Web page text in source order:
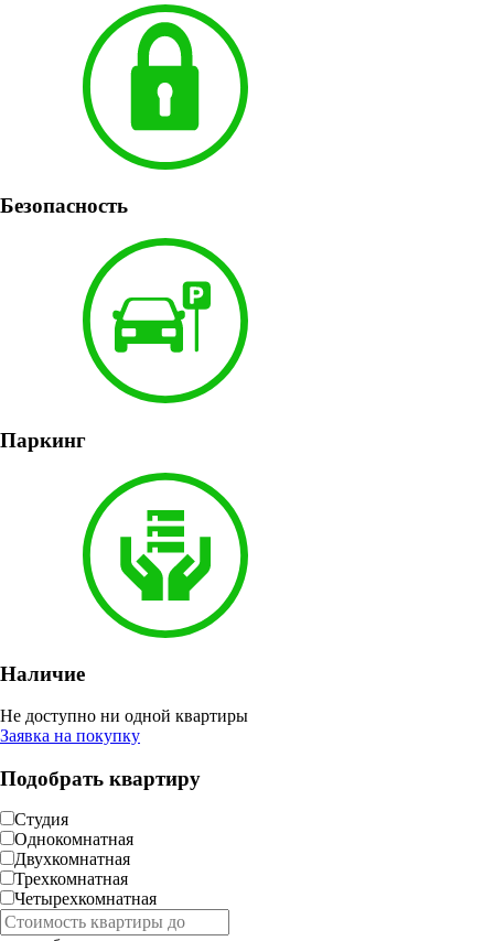
Безопасность
Паркинг
Наличие
Не доступно ни одной квартиры
Заявка на покупку
Подобрать квартиру
Студия
Однокомнатная
Двухкомнатная
Трехкомнатная
Четырехкомнатная